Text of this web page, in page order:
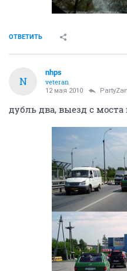
ОТВЕТИТЬ
N
nhps
veteran
12 мая 2010 PartyZan
дубль два, выезд с